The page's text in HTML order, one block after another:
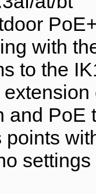
with
to the
and